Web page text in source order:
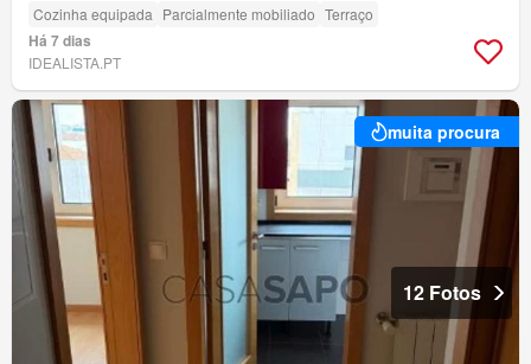
Cozinha equipada Parcialmente mobiliado Terraço
Há 7 dias
IDEALISTA.PT
muita procura
12 Fotos